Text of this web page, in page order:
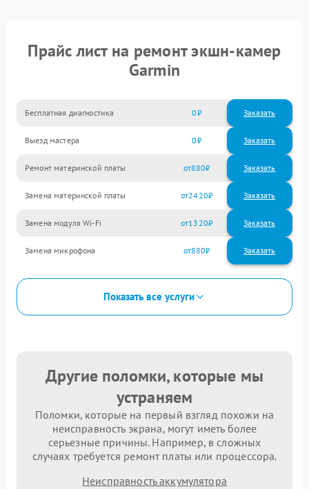
Прайс лист на ремонт экшн-камер
Garmin
Бесплатная диагностика 0 Заказать
Выезд мастера 0 Заказать
Ремонт материнской платы 880
Замена материнской платы 2420
Замена модуля Wi-Fi 1320
Замена микрофона 880
Показать все услуги
Другие поломки, которые мы
устраняем
Поломки, которые на первый взгляд похожи на
неисправность экрана, могут иметь более
серьезные причины. Например, в сложных
случаях требуется ремонт платы или процессора.
Неисправность аккумулятора